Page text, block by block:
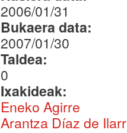
2006/01/31
Bukaera data:
2007/01/30
Taldea:
0
Ixakideak:
Eneko Agirre
Arantza Díaz de